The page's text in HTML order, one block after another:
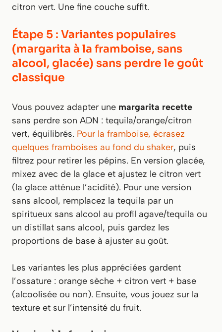
citron vert. Une fine couche suffit.
Étape 5 : Variantes populaires
(margarita à la framboise, sans
alcool, glacée) sans perdre le goût
classique
Vous pouvez adapter une margarita recette
sans perdre son ADN : tequila/orange/citron
vert, équilibrés. Pour la framboise, écrasez
quelques framboises au fond du shaker, puis
filtrez pour retirer les pépins. En version glacée,
mixez avec de la glace et ajustez le citron vert
(la glace atténue l’acidité). Pour une version
sans alcool, remplacez la tequila par un
spiritueux sans alcool au profil agave/tequila ou
un distillat sans alcool, puis gardez les
proportions de base à ajuster au goût.
Les variantes les plus appréciées gardent
l’ossature : orange sèche + citron vert + base
(alcoolisée ou non). Ensuite, vous jouez sur la
texture et sur l’intensité du fruit.